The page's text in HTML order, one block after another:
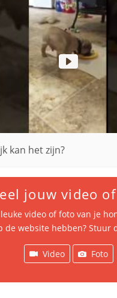
kan het zijn?
jouw video
video of foto van je
de website hebben? Stuur
Video Foto